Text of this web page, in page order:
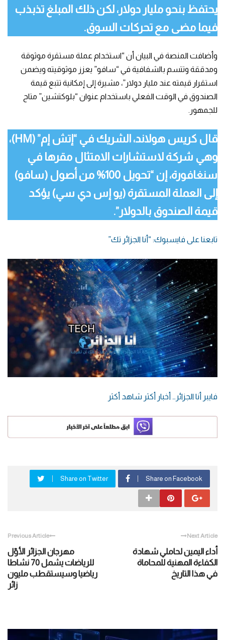
يحتفظ بنحو مليار دولار، لكن ذلك المبلغ تذبذب
فيما مضى مع تحركات السوق.
وأضافت المنصة في البيان أن “استخدام عملة مستقرة موثوقة
ومدققة وتتسم بالشفافية في “سافو” يعزز موثوقيته ويضمن
استقرار قيمته عند مليار دولار”، مشيرة إلى إمكانية تتبع قيمة
الصندوق في الوقت الفعلي باستخدام عنوان “بلوكتشين” متاح
للجمهور.
قال كريس هولاند، الشريك في “إتش إم” (HM)،
وهي شركة لاستشارات الامتثال مقرها في
سنغافورة، إن “تحويل 100% من أصول (سافو)
إلى العملة المستقرة (يو إس دي سي) يؤكد
قيمة الصندوق بالدولار”.
تابعنا على فايسبوك: “أنا الجزائر تك”
فايبر أنا الجزائر… أخبار أكثر شاهد أكثر
Share on Facebook
Share on Twitter
Previous Article
مهرجان الجزائر الأوّل
للرياضات يشمل 70 نشاطا
رياضيا وسيستقطب مليون
زائر
Next Article
أداء اليمين لحاملي شهادة
الكفاءة المهنية للمحاماة
في هذا التاريخ